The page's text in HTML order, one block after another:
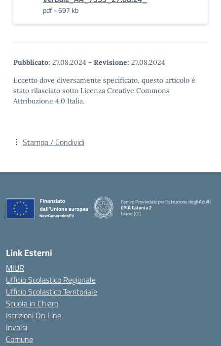
pdf - 697 kb
Pubblicato: 27.08.2024 - Revisione: 27.08.2024
Eccetto dove diversamente specificato, questo articolo è
stato rilasciato sotto Licenza Creative Commons
Attribuzione 4.0 Italia.
Stampa / Condividi
Centro Provinciale per l'istruzione degli Adulti
CPIA Catania 2
Giarre (CT)
Link Esterni
MIUR
Ufficio Scolastico Regionale
Ufficio Scolastico Territoriale
Scuola in Chiaro
Iscrizioni On Line
Invalsi
Comune